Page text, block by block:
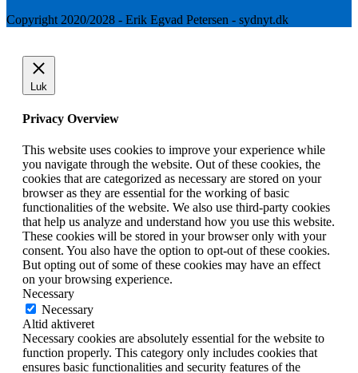
Copyright 2020/2028 - Erik Egvad Petersen - sydnyt.dk
Luk
Privacy Overview
This website uses cookies to improve your experience while
you navigate through the website. Out of these cookies, the
cookies that are categorized as necessary are stored on your
browser as they are essential for the working of basic
functionalities of the website. We also use third-party cookies
that help us analyze and understand how you use this website.
These cookies will be stored in your browser only with your
consent. You also have the option to opt-out of these cookies.
But opting out of some of these cookies may have an effect
on your browsing experience.
Necessary
Necessary
Altid aktiveret
Necessary cookies are absolutely essential for the website to
function properly. This category only includes cookies that
ensures basic functionalities and security features of the